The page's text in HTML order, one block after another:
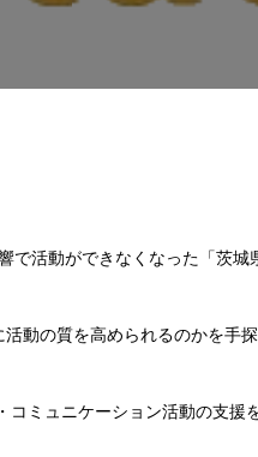
活動ができなくなった「茨城
動の質を高められるのかを手
ミュニケーション活動の支援